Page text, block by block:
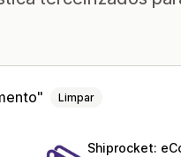
Limpar
Shiprocket: